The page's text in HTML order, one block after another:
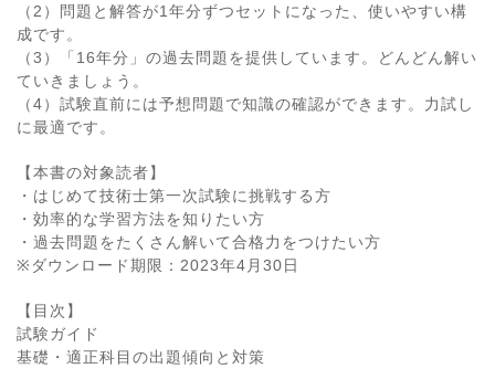
（2）問題と解答が1年分ずつセットになった、使いやすい構
成です。
（3）「16年分」の過去問題を提供しています。どんどん解い
ていきましょう。
（4）試験直前には予想問題で知識の確認ができます。力試し
に最適です。
【本書の対象読者】
・はじめて技術士第一次試験に挑戦する方
・効率的な学習方法を知りたい方
・過去問題をたくさん解いて合格力をつけたい方
※ダウンロード期限：2023年4月30日
【目次】
試験ガイド
基礎・適正科目の出題傾向と対策